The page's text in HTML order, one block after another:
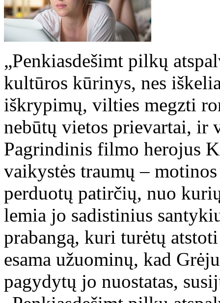
„Penkiasdešimt pilkų
kultūros kūrinys, nes
iškrypimų, vilties megzti
nebūtų vietos prievartai, ir
Pagrindinis filmo herojus
vaikystės traumų –
perduotų patirčių, nuo
lemia jo sadistinius
prabangą, kuri turėtų
esama užuominų, kad
pagydytų jo nuostatas,